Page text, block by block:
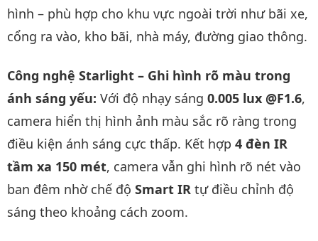
hình – phù hợp cho khu vực ngoài trời như bãi xe,
cổng ra vào, kho bãi, nhà máy, đường giao thông.
Công nghệ Starlight – Ghi hình rõ màu trong
ánh sáng yếu: Với độ nhạy sáng 0.005 lux @F1.6,
camera hiển thị hình ảnh màu sắc rõ ràng trong
điều kiện ánh sáng cực thấp. Kết hợp 4 đèn IR
tầm xa 150 mét, camera vẫn ghi hình rõ nét vào
ban đêm nhờ chế độ Smart IR tự điều chỉnh độ
sáng theo khoảng cách zoom.